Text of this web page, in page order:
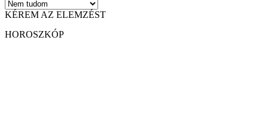
KÉREM AZ ELEMZÉST
HOROSZKÓP